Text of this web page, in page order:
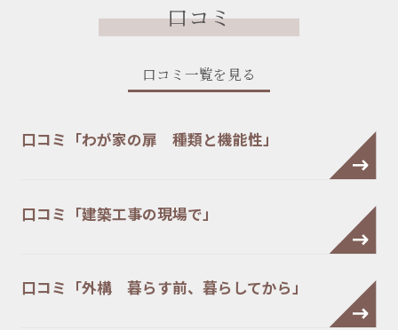
口コミ
口コミ一覧を見る
口コミ「わが家の扉 種類と機能性」
口コミ「建築工事の現場で」
口コミ「外構 暮らす前、暮らしてから」